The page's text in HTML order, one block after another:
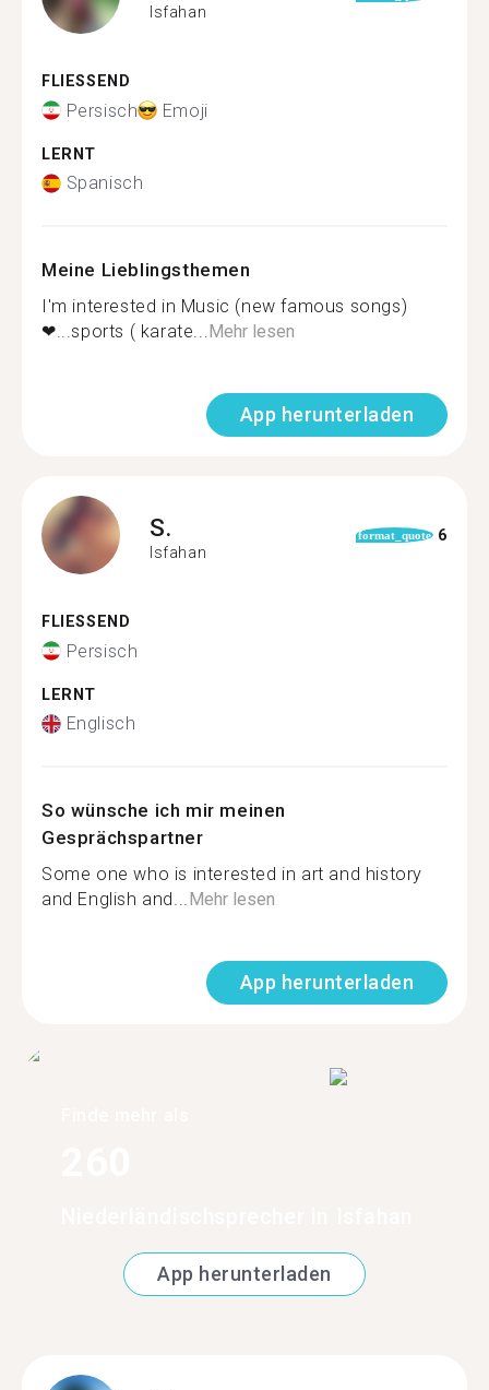
Isfahan
FLIESSEND
Persisch Emoji
LERNT
Spanisch
Meine Lieblingsthemen
I'm interested in Music (new famous songs)
❤...sports ( karate...Mehr lesen
App herunterladen
S.
Isfahan
format_quote 6
FLIESSEND
Persisch
LERNT
Englisch
So wünsche ich mir meinen
Gesprächspartner
Some one who is interested in art and history
and English and...Mehr lesen
App herunterladen
App herunterladen